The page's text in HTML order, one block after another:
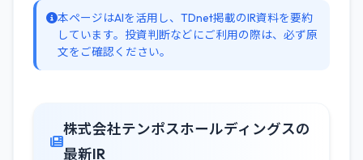
本ページはAIを活用し、TDnet掲載のIR資料を要約
しています。投資判断などにご利用の際は、必ず原
文をご確認ください。
株式会社テンポスホールディングスの
最新IR